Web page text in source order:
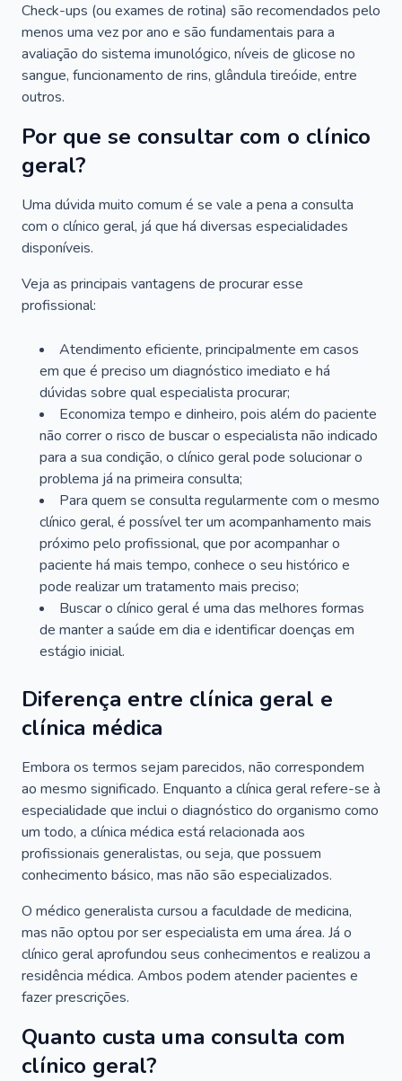
Check-ups (ou exames de rotina) são recomendados pelo
menos uma vez por ano e são fundamentais para a
avaliação do sistema imunológico, níveis de glicose no
sangue, funcionamento de rins, glândula tireóide, entre
outros.
Por que se consultar com o clínico
geral?
Uma dúvida muito comum é se vale a pena a consulta
com o clínico geral, já que há diversas especialidades
disponíveis.
Veja as principais vantagens de procurar esse
profissional:
Atendimento eficiente, principalmente em casos
em que é preciso um diagnóstico imediato e há
dúvidas sobre qual especialista procurar;
Economiza tempo e dinheiro, pois além do paciente
não correr o risco de buscar o especialista não indicado
para a sua condição, o clínico geral pode solucionar o
problema já na primeira consulta;
Para quem se consulta regularmente com o mesmo
clínico geral, é possível ter um acompanhamento mais
próximo pelo profissional, que por acompanhar o
paciente há mais tempo, conhece o seu histórico e
pode realizar um tratamento mais preciso;
Buscar o clínico geral é uma das melhores formas
de manter a saúde em dia e identificar doenças em
estágio inicial.
Diferença entre clínica geral e
clínica médica
Embora os termos sejam parecidos, não correspondem
ao mesmo significado. Enquanto a clínica geral refere-se à
especialidade que inclui o diagnóstico do organismo como
um todo, a clínica médica está relacionada aos
profissionais generalistas, ou seja, que possuem
conhecimento básico, mas não são especializados.
O médico generalista cursou a faculdade de medicina,
mas não optou por ser especialista em uma área. Já o
clínico geral aprofundou seus conhecimentos e realizou a
residência médica. Ambos podem atender pacientes e
fazer prescrições.
Quanto custa uma consulta com
clínico geral?